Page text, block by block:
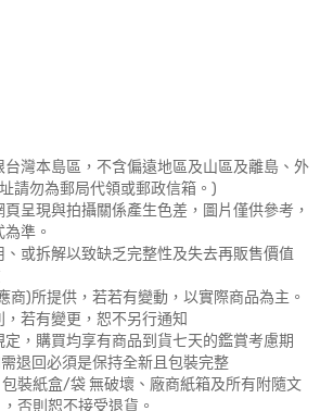
灣本島區，不含偏遠地區及山區及離島、外
請勿為郵局代領或郵政信箱。)
呈現與拍攝關係產生色差，圖片僅供參考，
準。
、或拆解以致缺乏完整性及失去再販售價值
商)所提供，若若有變動，以實際商品為主。
若有變更，恕不另行通知
，購買均享有商品到貨七天的鑑賞考慮期
退回必須是保持全新且包裝完整
裝紙盒/袋 無破壞、廠商紙箱及所有附隨文
否則恕不接受退貨。